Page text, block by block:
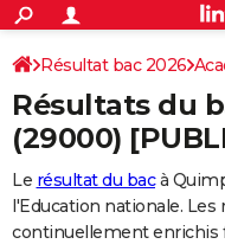
ACTUALITÉS
Politique
Société
Faits Divers
Education
Monde
Villes
+
SPORT
Coupe du monde 2026
Football
Tennis
Cyclisme
Rugby
Forum
FINANCE
Retraite
Impôts
Epargne
Immobilier
Risques naturels par ville
Banque
Assurance
Crédit
Résultat bac 2026
Résultats du
(29000)
Le résultat du bacà
l'Education nationale.
continuellement enrichis